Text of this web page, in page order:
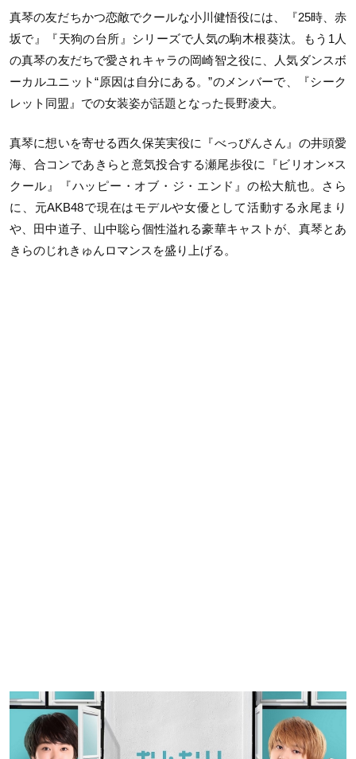
真琴の友だちかつ恋敵でクールな小川健悟役には、『25時、赤
坂で』『天狗の台所』シリーズで人気の駒木根葵汰。もう1人
の真琴の友だちで愛されキャラの岡崎智之役に、人気ダンスボ
ーカルユニット“原因は自分にある。”のメンバーで、『シーク
レット同盟』での女装姿が話題となった長野凌大。
真琴に想いを寄せる西久保芙実役に『べっぴんさん』の井頭愛
海、合コンであきらと意気投合する瀬尾歩役に『ビリオン×ス
クール』『ハッピー・オブ・ジ・エンド』の松大航也。さら
に、元AKB48で現在はモデルや女優として活動する永尾まり
や、田中道子、山中聡ら個性溢れる豪華キャストが、真琴とあ
きらのじれきゅんロマンスを盛り上げる。